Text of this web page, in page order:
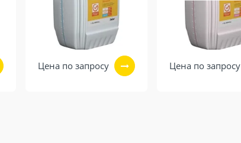
Цена по запросу Цена по запросу